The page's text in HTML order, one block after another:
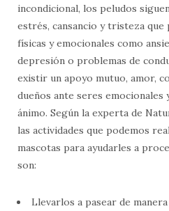
incondicional, los peludos
estrés, cansancio y tristeza que
físicas y emocionales como
depresión o problemas de
existir un apoyo mutuo, amor,
dueños ante seres emocionales
ánimo. Según la experta de
las actividades que podemos
mascotas para ayudarles a
son:
Llevarlos a pasear de